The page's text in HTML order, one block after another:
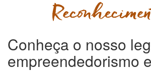
Conheça o nosso
empreendedorismo